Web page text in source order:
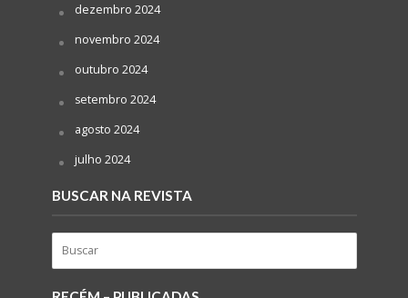
dezembro 2024
novembro 2024
outubro 2024
setembro 2024
agosto 2024
julho 2024
BUSCAR NA REVISTA